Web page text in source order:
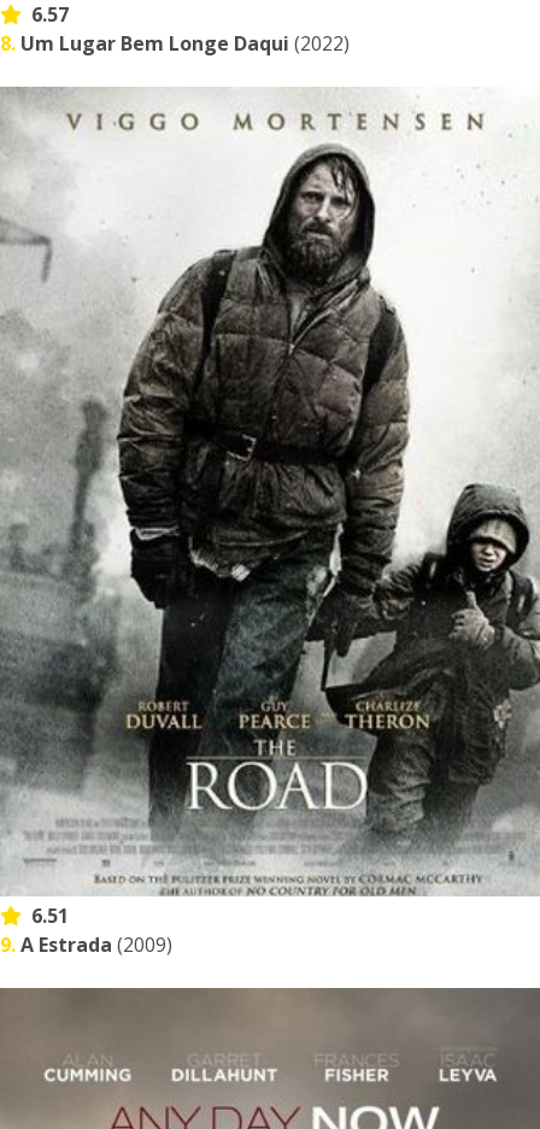
6.57
8. Um Lugar Bem Longe Daqui (2022)
6.51
9.A Estrada (2009)